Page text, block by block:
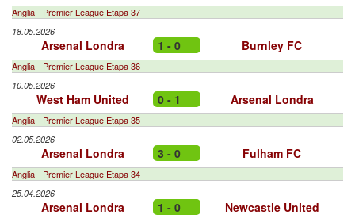
Anglia - Premier League Etapa 37
18.05.2026
Arsenal Londra 1 - 0 Burnley FC
Anglia - Premier League Etapa 36
10.05.2026
West Ham United 0 - 1 Arsenal Londra
Anglia - Premier League Etapa 35
02.05.2026
Arsenal Londra 3 - 0 Fulham FC
Anglia - Premier League Etapa 34
25.04.2026
Arsenal Londra 1 - 0 Newcastle United